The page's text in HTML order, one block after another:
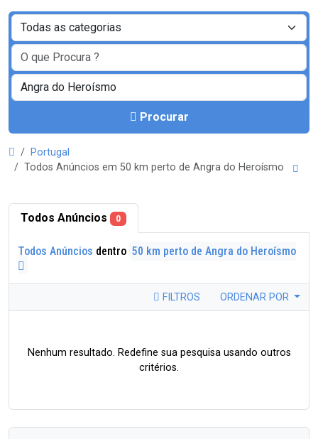
Procurar
Portugal
Todos Anúncios em 50 km perto de Angra do Heroísmo
Todos Anúncios 0
Todos Anúncios dentro 50 km perto de Angra do Heroísmo
FILTROS ORDENAR POR
Nenhum resultado. Redefine sua pesquisa usando outros
critérios.